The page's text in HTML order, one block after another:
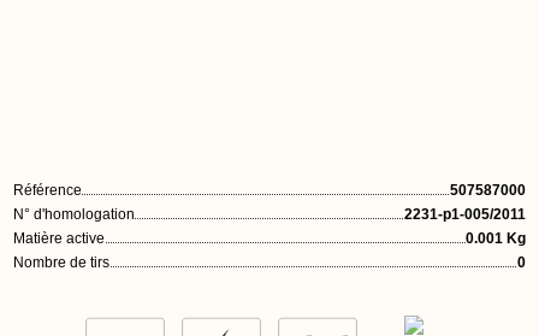
Référence
507587000
N° d'homologation
2231-p1-005/2011
Matière active
0.001 Kg
Nombre de tirs
0